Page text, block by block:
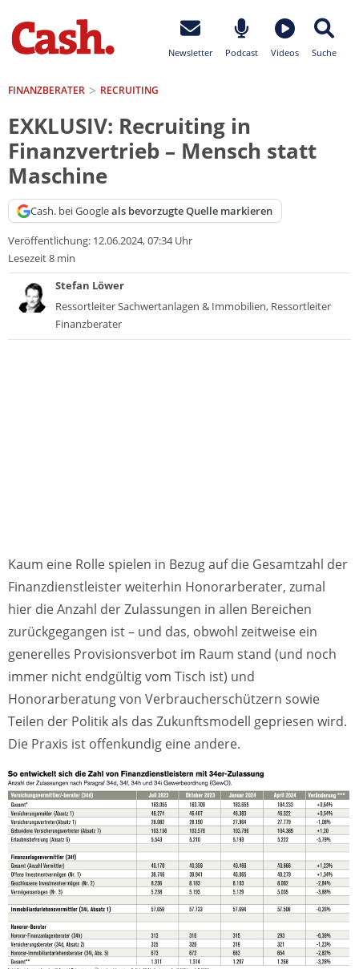
Newsletter Podcast Videos Suche
FINANZBERATER RECRUITING
EXKLUSIV: Recruiting in
Finanzvertrieb – Mensch statt
Maschine
Cash. bei Googleals bevorzugte Quelle markieren
Veröffentlichung: 12.06.2024, 07:34 Uhr
Lesezeit 8 min
Stefan Löwer
Ressortleiter Sachwertanlagen & Immobilien, Ressortleiter
Finanzberater
Kaum eine Rolle spielen in Bezug auf die Gesamtzahl der
Finanzdienstleister weiterhin Honorarberater, zumal
hier die Anzahl der Zulassungen in allen Bereichen
zurückgegangen ist – und das, obwohl zeitweise ein
generelles Provisionsverbot im Raum stand (und noch
immer nicht endgültig vom Tisch ist) und
Honorarberatung von Verbraucherschützern sowie
Teilen der Politik als das Zukunftsmodell gepriesen wird.
Die Praxis ist offenkundig eine andere.